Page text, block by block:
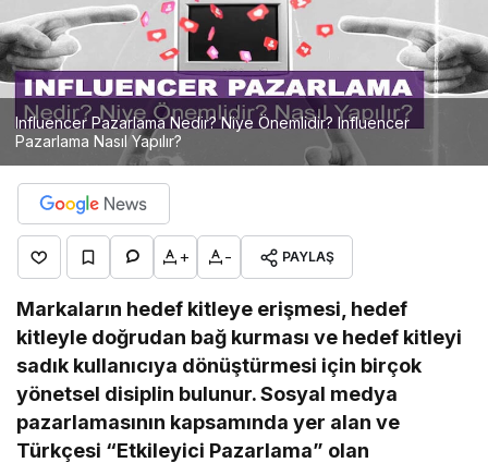
ılır?
Influencer Pazarlama Nedir? Niye Önemlidir? Influencer
Pazarlama Nasıl Yapılır?
+ - PAYLAŞ
Markaların hedef kitleye erişmesi, hedef
kitleyle doğrudan bağ kurması ve hedef kitleyi
sadık kullanıcıya dönüştürmesi için birçok
yönetsel disiplin bulunur. Sosyal medya
pazarlamasının kapsamında yer alan ve
Türkçesi “Etkileyici Pazarlama” olan